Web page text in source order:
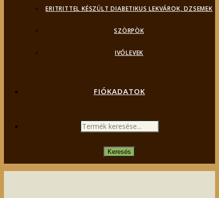
ERITRITTEL KÉSZÜLT DIABETIKUS LEKVÁROK, DZSEMEK
SZÖRPÖK
IVÓLEVEK
FIÓKADATOK
PRODUCTS
SEARCHKeresés